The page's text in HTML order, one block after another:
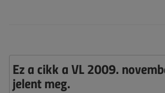
Ez a cikk a VL 2009.
jelent meg.